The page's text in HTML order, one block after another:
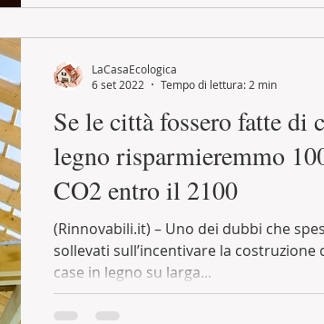
Se le città fossero fatte di
legno risparmieremmo
CO2 entro il 2100
(Rinnovabili.it) – Uno dei dubbi che
sollevati sull’incentivare la costruzione
case in legno su larga...
LaCasaEcologica
6 set 2022
Tempo di lettura: 2 min